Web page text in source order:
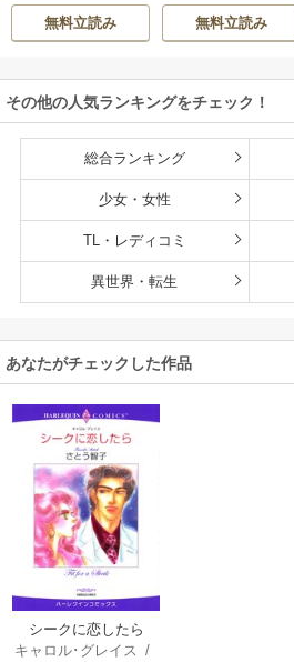
もとなおこ
無料立読み
エ
hiyo
無料立読み
その他の人気ランキングをチェック！
総合ランキング
少女・女性
TL・レディコミ
異世界・転生
あなたがチェックした作品
シークに恋したら
キャロル･グレイス /